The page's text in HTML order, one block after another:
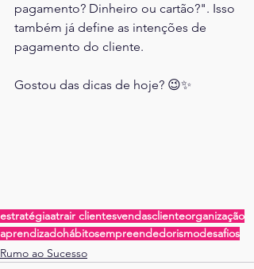
pagamento? Dinheiro ou cartão?". Isso
também já define as intenções de
pagamento do cliente.
Gostou das dicas de hoje? 😉✨
estratégiaatrair clientesvendasclienteorganização
aprendizadohábitosempreendedorismodesafios
Rumo ao Sucesso